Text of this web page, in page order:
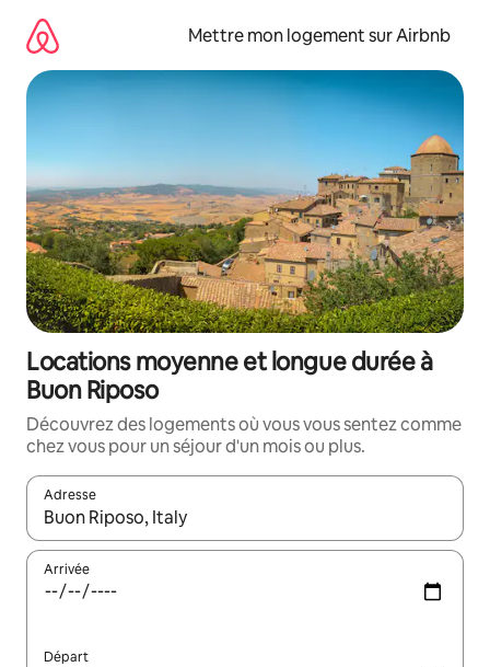
directement
contenu
Mettre mon logement sur Airbnb
Locations moyenne et longue durée à
Buon Riposo
Découvrez des logements où vous vous sentez comme
chez vous pour un séjour d'un mois ou plus.
Adresse
Lorsque les résultats s'affichent, utilisez les flèches vers le
Arrivée
Départ